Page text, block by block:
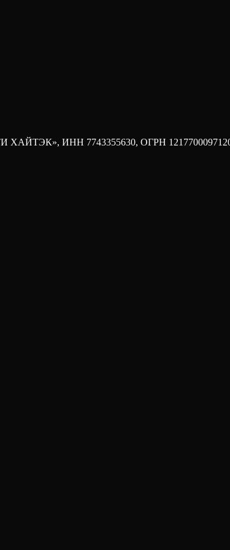
ХАЙТЭК», ИНН 7743355630, ОГРН